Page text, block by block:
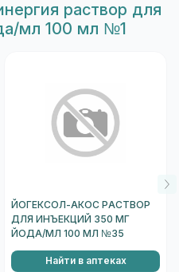
раствор для
мл 100 мл №1
ЙОГЕКСОЛ-АКОС РАСТВОР
ДЛЯ ИНЪЕКЦИЙ 350 МГ
ЙОДА/МЛ 100 МЛ №35
Найти в аптеках